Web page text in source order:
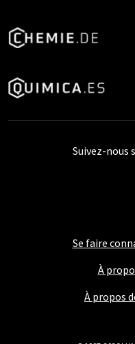
Se faire
À
À propos
Suivez-nous